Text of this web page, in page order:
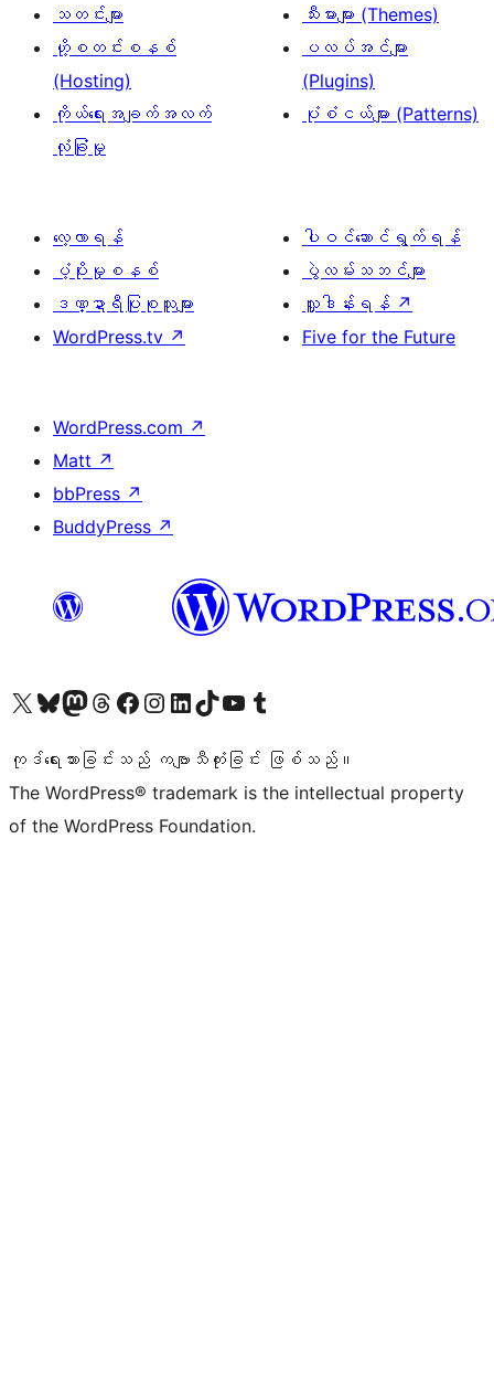
သတင်းများ
ဟို့စတင်းစနစ်
(Hosting)
ကိုယ်ရေးအချက်အလက်
လုံခြုံမှု
သီးမားများ (Themes)
ပလပ်အင်များ
(Plugins)
ပုံစံငယ်များ (Patterns)
လေ့လာရန်
ပံ့ပိုးမှုစနစ်
ဒဏ္ဍာရီပြုစုသူများ
WordPress.tv ↗
ပါဝင်ဆောင်ရွက်ရန်
ပွဲလမ်းသဘင်များ
လှူဒါန်းရန် ↗
Five for the Future
WordPress.com ↗
Matt ↗
bbPress ↗
BuddyPress ↗
ကျွန်ုပ်တို့၏ X (ယခင် Twitter) အကောင့်သို့ သွားရောက်ကြည့်ရှုပါကျွန်ုပ်တို့၏ Bluesky အကောင့်သို့ ဝင်ရောက်ကြည့်ရှုရန်
ကျွန်ုပ်တို့၏ Mastodon အကောင့်သို့ သွားရောက်ကြည့်ရှုပါကျွန်ုပ်တို့၏ Threads အကောင့်သို့ ဝင်ရောက်ကြည့်ရှုရန်
ကျွန်ုပ်တို့၏ Facebook စာမျက်နှာသို့ သွားရောက်ကြည့်ရှုပါကျွန်ုပ်တို့၏ Instagram အကောင့်သို့ သွားရောက်ကြည့်ရှုပါ ကျွန်ုပ်တို့၏ LinkedIn အကောင့်သို့ သွားရောက်ကြည့်ရှုပါကျွန်ုပ်တို့၏ TikTok အကောင့်သို့ ဝင်ရောက်ကြည့်ရှုရန်
ကျွန်ုပ်တို့၏ YouTube ချန်နယ်သို့ သွားရောက်ကြည့်ရှုပါ ကျွန်ုပ်တို့၏ Tumblr အကောင့်သို့ ဝင်ရောက်ကြည့်ရှုရန်
ကုဒ်ရေးသားခြင်းသည် ကဗျာသီကုံးခြင်း ဖြစ်သည်။
The WordPress® trademark is the intellectual property
of the WordPress Foundation.